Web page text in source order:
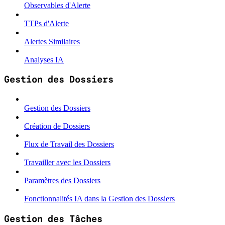
Observables d'Alerte
TTPs d'Alerte
Alertes Similaires
Analyses IA
Gestion des Dossiers
Gestion des Dossiers
Création de Dossiers
Flux de Travail des Dossiers
Travailler avec les Dossiers
Paramètres des Dossiers
Fonctionnalités IA dans la Gestion des Dossiers
Gestion des Tâches